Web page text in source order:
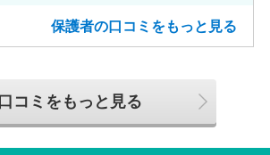
保護者の口コミをもっと見る
口コミをもっと見る